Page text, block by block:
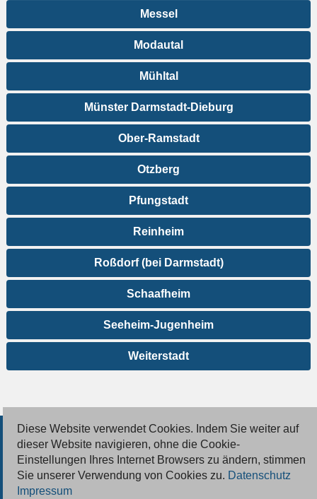
Messel
Modautal
Mühltal
Münster Darmstadt-Dieburg
Ober-Ramstadt
Otzberg
Pfungstadt
Reinheim
Roßdorf (bei Darmstadt)
Schaafheim
Seeheim-Jugenheim
Weiterstadt
© 2026 Deutsche Jobmarkt GmbH
Inserieren
Diese Website verwendet Cookies. Indem Sie weiter auf
dieser Website navigieren, ohne die Cookie-
Einstellungen Ihres Internet Browsers zu ändern, stimmen
Sie unserer Verwendung von Cookies zu. Datenschutz
Impressum